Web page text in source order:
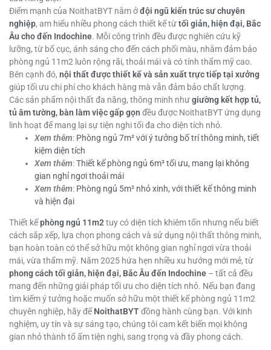
Điểm mạnh của NoithatBYT nằm ởđội ngũ kiến trúc sư chuyên
nghiệp, am hiểu nhiều phong cách thiết kế từtối giản, hiện đại, Bắc
Âu cho đến Indochine. Mỗi công trình đều được nghiên cứu kỹ
lưỡng, từ bố cục, ánh sáng cho đến cách phối màu, nhằm đảm bảo
phòng ngủ 11m2 luôn rộng rãi, thoải mái và có tính thẩm mỹ cao.
Bên cạnh đó, nội thất được thiết kế và sản xuất trực tiếp tại xưởng
giúp tối ưu chi phí cho khách hàng mà vẫn đảm bảo chất lượng.
Các sản phẩm nội thất đa năng, thông minh nhưgiường kết hợp tủ,
tủ âm tường, bàn làm việc gấp gọn đều được NoithatBYT ứng dụng
linh hoạt để mang lại sự tiện nghi tối đa cho diện tích nhỏ.
Xem thêm: Phòng ngủ 7m² với ý tưởng bố trí thông minh, tiết
kiệm diện tích
Xem thêm:Thiết kế phòng ngủ 6m² tối ưu, mang lại không
gian nghỉ ngơi thoải mái
Xem thêm: Phòng ngủ 5m² nhỏ xinh, với thiết kế thông minh
và hiện đại
Thiết kếphòng ngủ 11m2tuy có diện tích khiêm tốn nhưng nếu biết
cách sắp xếp, lựa chọn phong cách và sử dụng nội thất thông minh,
bạn hoàn toàn có thể sở hữu một không gian nghỉ ngơi vừa thoải
mái, vừa thẩm mỹ. Năm 2025 hứa hẹn nhiều xu hướng mới mẻ, từ
phong cách tối giản, hiện đại, Bắc Âu đến Indochine – tất cả đều
mang đến những giải pháp tối ưu cho diện tích nhỏ. Nếu bạn đang
tìm kiếm ý tưởng hoặc muốn sở hữu một thiết kế phòng ngủ 11m2
chuyên nghiệp, hãy đểNoithatBYTđồng hành cùng bạn. Với kinh
nghiệm, uy tín và sự sáng tạo, chúng tôi cam kết biến mọi không
gian nhỏ thành tổ ấm tiện nghi, sang trọng và đầy phong cách.